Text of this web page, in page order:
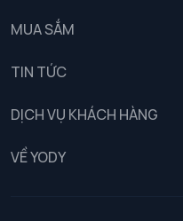
MUA SẮM
TIN TỨC
DỊCH VỤ KHÁCH HÀNG
Chính sách khách hàng thân
VỀ YODY